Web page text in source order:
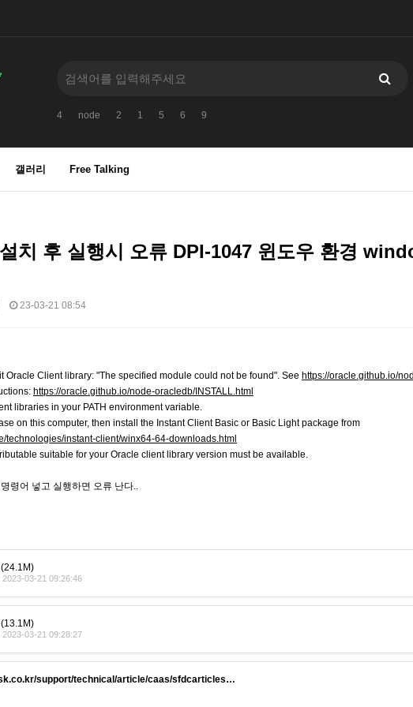
4 node 2 1 5 6 9
갤러리 Free Talking
치 후 실행시 오류 DPI-1047 윈도우 환경
23-03-21 08:54
Oracle Client library: "The specified module could not be found". See https://oracle.github.io/
https://oracle.github.io/node-oracledb/INSTALL.html
libraries in your PATH environment variable.
on this computer, then install the Instant Client Basic or Basic Light package from
technologies/instant-client/winx64-64-downloads.html
suitable for your Oracle client library version must be available.
령어 넣고 실행하면 오류 난다..
(24.1M)
03-21 09:26:46
(13.1M)
03-21 09:28:27
support/technical/article/caas/sfdcarticles…